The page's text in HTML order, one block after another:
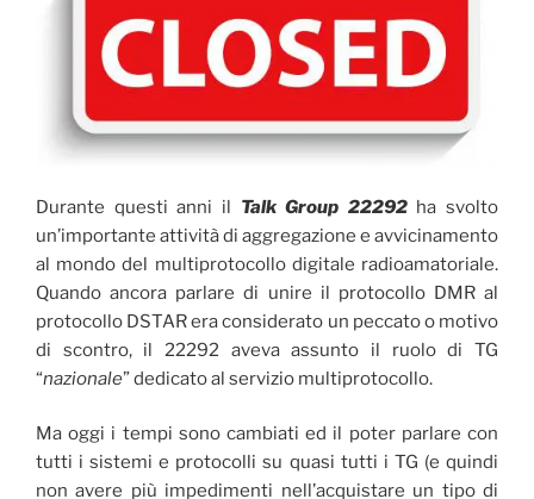
Durante questi anni il Talk Group 22292ha svolto
un’importante attività di aggregazione e avvicinamento
al mondo del multiprotocollo digitale radioamatoriale.
Quando ancora parlare di unire il protocollo DMR al
protocollo DSTAR era considerato un peccato o motivo
di scontro, il 22292 aveva assunto il ruolo di TG
“nazionale” dedicato al servizio multiprotocollo.
Ma oggi i tempi sono cambiati ed il poter parlare con
tutti i sistemi e protocolli su quasi tutti i TG (e quindi
non avere più impedimenti nell’acquistare un tipo di